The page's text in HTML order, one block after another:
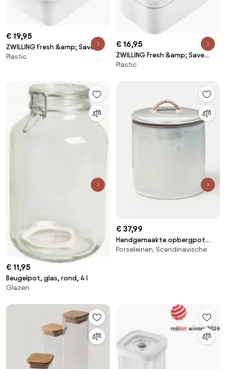
€ 19,95
ZWILLING Fresh &amp; Save
Vacuüm brooddoos L,
Plastic
€ 16,95
ZWILLING Fresh &amp; Save
Vacuüm brooddoos M,
Plastic
€ 11,95
Beugelpot, glas, rond, 4 l
Glazen
€ 37,99
Handgemaakte opbergpot
Nordic Sand
Porseleinen, Scandinavische